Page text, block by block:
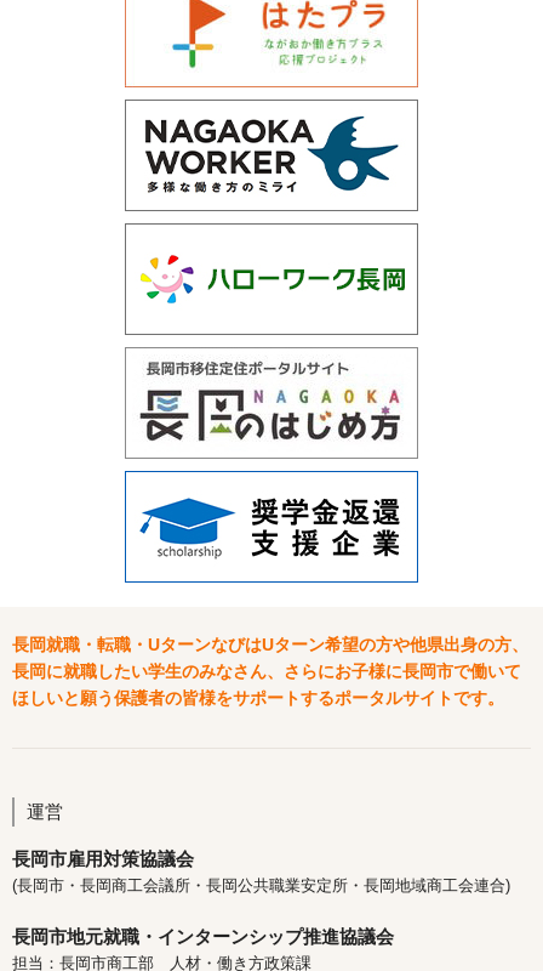
長岡就職・転職・UターンなびはUターン希望の方や他県出身の方、
長岡に就職したい学生のみなさん、さらにお子様に長岡市で働いて
ほしいと願う保護者の皆様をサポートするポータルサイトです。
運営
長岡市雇用対策協議会
(長岡市・長岡商工会議所・長岡公共職業安定所・長岡地域商工会連合)
長岡市地元就職・インターンシップ推進協議会
担当：長岡市商工部 人材・働き方政策課